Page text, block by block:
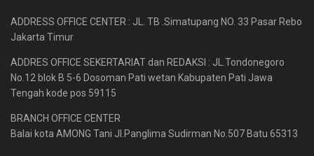
ADDRESS OFFICE CENTER : JL. TB .Simatupang NO. 33 Pasar Rebo
Jakarta Timur
ADDRES OFFICE SEKERTARIAT dan REDAKSI : JL.Tondonegoro
No.12 blok B 5-6 Dosoman Pati wetan Kabupaten Pati Jawa
Tengah kode pos 59115
BRANCH OFFICE CENTER
Balai kota AMONG Tani Jl.Panglima Sudirman No.507 Batu 65313